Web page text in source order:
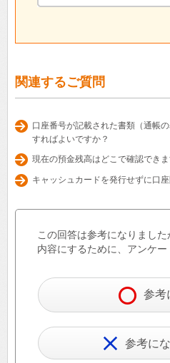
関連するご質問
口座番号が記載された書類（通帳
すればよいですか？
現在の預金残高はどこで確認できま
キャッシュカードを発行せずに口
この回答は参考になりまし
内容にするために、アンケー
参考
参考に